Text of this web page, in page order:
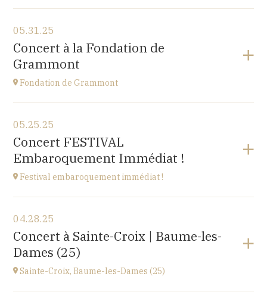
Cuse-et-Adrisans
(25680)
at20H
05.31.25
Concert à la Fondation de
Grammont
Fondation de Grammont
Fondation de Grammont
205 rue de l'Hôpital, 70110 VILLERSEXEL
at14H
05.25.25
Concert FESTIVAL
Embaroquement Immédiat !
Festival embaroquement immédiat !
Le Nord (59)
at14H30
Go to site
04.28.25
Concert à Sainte-Croix | Baume-les-
Dames (25)
Sainte-Croix, Baume-les-Dames (25)